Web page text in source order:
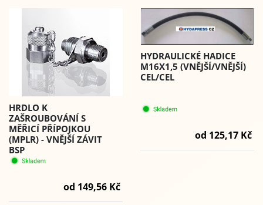
HRDLO K
ZAŠROUBOVÁNÍ S
MĚŘICÍ PŘÍPOJKOU
(MPLR) - VNĚJŠÍ ZÁVIT
BSP
od 149,56 Kč
HYDRAULICKÉ HADICE
M16X1,5 (VNĚJŠÍ/VNĚJŠÍ)
CEL/CEL
od 125,17 Kč